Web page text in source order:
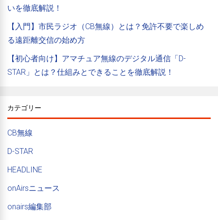
いを徹底解説！
【入門】市民ラジオ（CB無線）とは？免許不要で楽しめ
る遠距離交信の始め方
【初心者向け】アマチュア無線のデジタル通信「D-
STAR」とは？仕組みとできることを徹底解説！
カテゴリー
CB無線
D-STAR
HEADLINE
onAirsニュース
onairs編集部